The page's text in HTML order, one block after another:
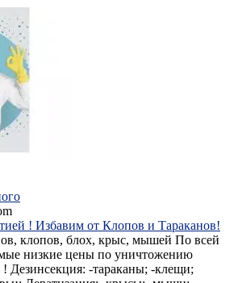
! Избавим от Клопов и Тараканов!
клопов, блох, крыс, мышей По всей
низкие цены по уничтожению
Дезинсекция: -тараканы; -клещи;